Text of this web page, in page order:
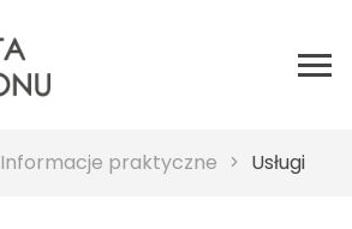
Informacje praktyczne Usługi